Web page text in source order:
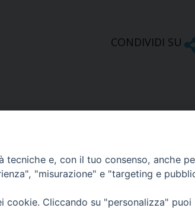
CONDIVIDI SU
Comunicazioni sociali
e, con il tuo consenso, anche
"misurazione" e "targeting e
Cliccando su "personalizza"